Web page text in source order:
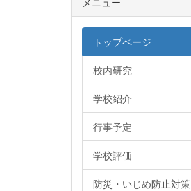
トップページ
校内研究
学校紹介
行事予定
学校評価
防災・いじめ防止対策